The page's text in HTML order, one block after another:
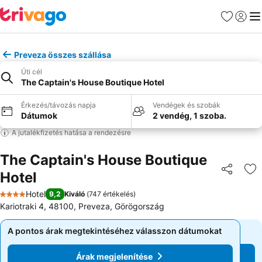
Kedvencek
Preveza összes szállása
Úti cél
The Captain's House Boutique Hotel
Érkezés/távozás napja
Dátumok
Vendégek és szobák
2 vendég, 1 szoba.
A jutalékfizetés hatása a rendezésre
The Captain's House Boutique
Hotel
4 Kategória
Hotel 9,2 Kiváló (747 értékelés)
Kariotraki 4, 48100, Preveza, Görögország
A pontos árak megtekintéséhez válasszon dátumokat
Árak megjelenítése
A pontos árak megtekintéséhez válasszon dátumokat
Árak megjelenítése